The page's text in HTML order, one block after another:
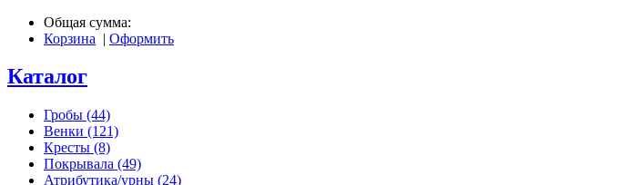
Общая сумма:
Корзина | Оформить
Каталог
Гробы (44)
Венки (121)
Кресты (8)
Покрывала (49)
Атрибутика/урны (24)